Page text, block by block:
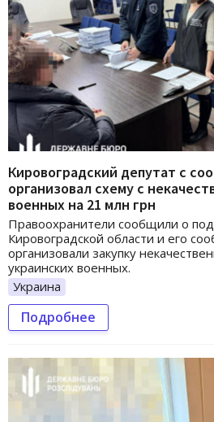
Кировоградский депутат с
организовал схему с
военных на 21 млн грн
Правоохранители сообщили о
Кировоградской области и его
организовали закупку
украинских военных.
Украина
Подробнее